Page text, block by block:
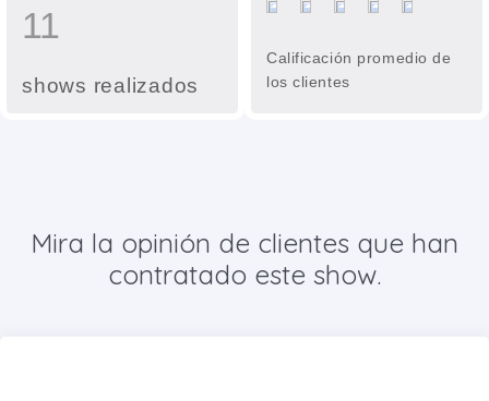
11
shows realizados
Calificación promedio de
los clientes
Mira la opinión de clientes que han
contratado este show.